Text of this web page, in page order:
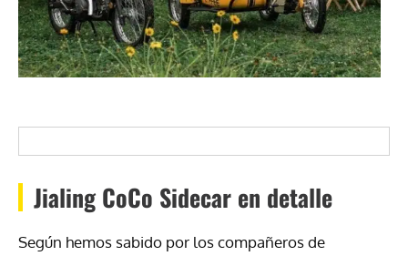
Jialing CoCo Sidecar en detalle
Según hemos sabido por los compañeros de